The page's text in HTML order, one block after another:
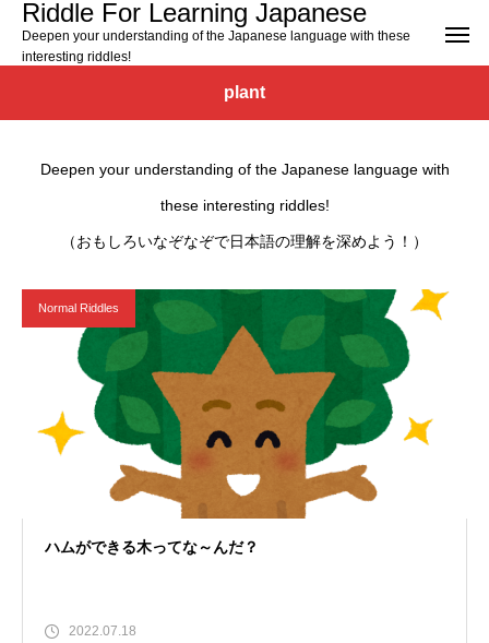
Riddle For Learning Japanese
Deepen your understanding of the Japanese language with these
interesting riddles!
plant
Deepen your understanding of the Japanese language with
these interesting riddles!
（おもしろいなぞなぞで日本語の理解を深めよう！）
Normal Riddles
ハムができる木ってな～んだ？
2022.07.18